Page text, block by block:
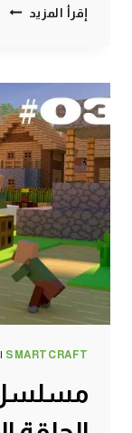
إقرأ المزيد
–
ماين
SMARTCRAFT
|
مسلسل